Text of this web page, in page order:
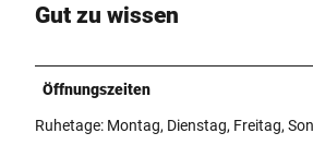
Gut zu wissen
Öffnungszeiten
Ruhetage: Montag, Dienstag, Freitag,